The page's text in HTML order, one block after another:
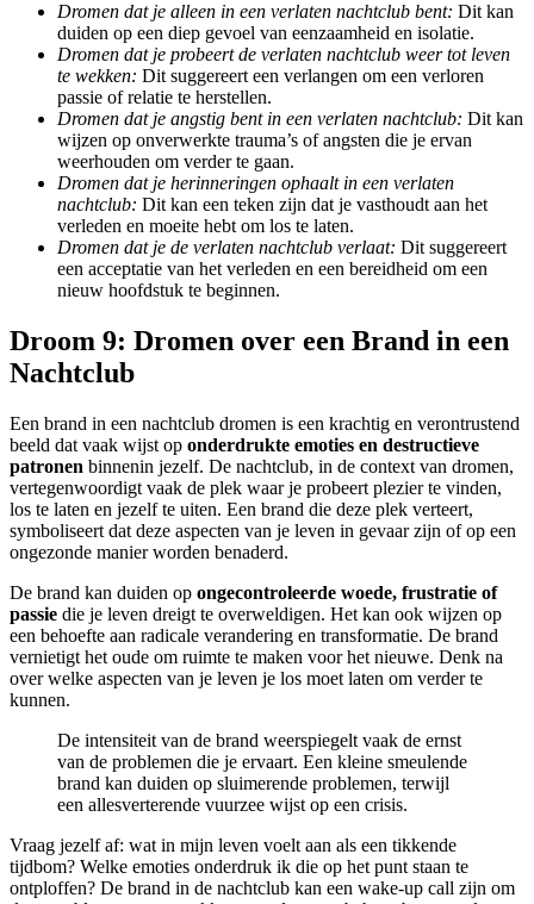
Dromen dat je alleen in een verlaten nachtclub bent: Dit kan
duiden op een diep gevoel van eenzaamheid en isolatie.
Dromen dat je probeert de verlaten nachtclub weer tot leven
te wekken: Dit suggereert een verlangen om een verloren
passie of relatie te herstellen.
Dromen dat je angstig bent in een verlaten nachtclub: Dit kan
wijzen op onverwerkte trauma’s of angsten die je ervan
weerhouden om verder te gaan.
Dromen dat je herinneringen ophaalt in een verlaten
nachtclub: Dit kan een teken zijn dat je vasthoudt aan het
verleden en moeite hebt om los te laten.
Dromen dat je de verlaten nachtclub verlaat: Dit suggereert
een acceptatie van het verleden en een bereidheid om een
nieuw hoofdstuk te beginnen.
Droom 9: Dromen over een Brand in een
Nachtclub
Een brand in een nachtclub dromen is een krachtig en verontrustend
beeld dat vaak wijst op onderdrukte emoties en destructieve
patronen binnenin jezelf. De nachtclub, in de context van dromen,
vertegenwoordigt vaak de plek waar je probeert plezier te vinden,
los te laten en jezelf te uiten. Een brand die deze plek verteert,
symboliseert dat deze aspecten van je leven in gevaar zijn of op een
ongezonde manier worden benaderd.
De brand kan duiden op ongecontroleerde woede, frustratie of
passie die je leven dreigt te overweldigen. Het kan ook wijzen op
een behoefte aan radicale verandering en transformatie. De brand
vernietigt het oude om ruimte te maken voor het nieuwe. Denk na
over welke aspecten van je leven je los moet laten om verder te
kunnen.
De intensiteit van de brand weerspiegelt vaak de ernst
van de problemen die je ervaart. Een kleine smeulende
brand kan duiden op sluimerende problemen, terwijl
een allesverterende vuurzee wijst op een crisis.
Vraag jezelf af: wat in mijn leven voelt aan als een tikkende
tijdbom? Welke emoties onderdruk ik die op het punt staan te
ontploffen? De brand in de nachtclub kan een wake-up call zijn om